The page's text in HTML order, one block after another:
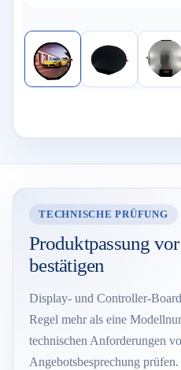
TECHNISCHE PRÜFUNG
Produktpassung
bestätigen
Display- und Controller-
Regel mehr als eine
technischen Anforderungen
Angebotsbesprechung prüfen.